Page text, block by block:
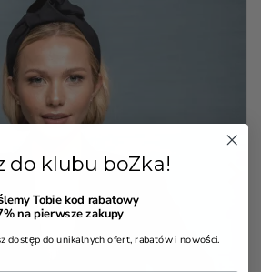
do klubu boZka!
Tobie kod rabatowy
na pierwsze zakupy
dostęp do unikalnych ofert, rabatów i nowości.